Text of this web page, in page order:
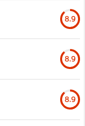
8.9
8.9
8.9